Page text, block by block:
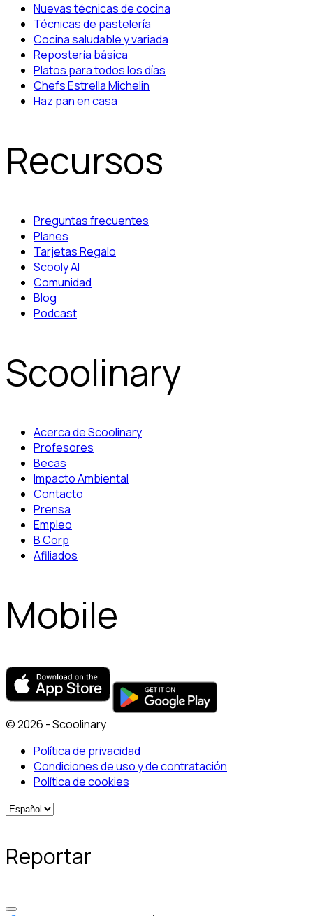
Nuevas técnicas de cocina
Técnicas de pastelería
Cocina saludable y variada
Repostería básica
Platos para todos los días
Chefs Estrella Michelin
Haz pan en casa
Recursos
Preguntas frecuentes
Planes
Tarjetas Regalo
Scooly AI
Comunidad
Blog
Podcast
Scoolinary
Acerca de Scoolinary
Profesores
Becas
Impacto Ambiental
Contacto
Prensa
Empleo
B Corp
Afiliados
Mobile
© 2026 - Scoolinary
Política de privacidad
Condiciones de uso y de contratación
Política de cookies
Reportar